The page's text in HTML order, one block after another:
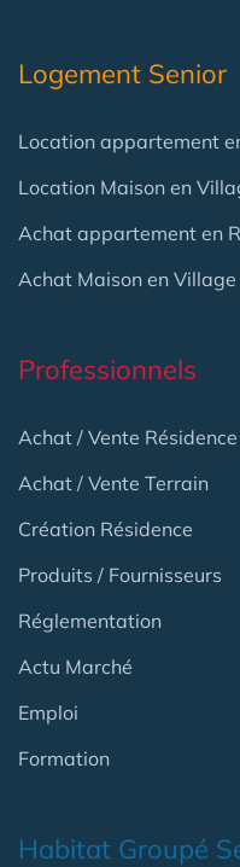
Logement Senior
Location appartement
Location Maison en
Achat appartement en
Achat Maison en Village
Professionnels
Achat / Vente Résidence
Achat / Vente Terrain
Création Résidence
Produits / Fournisseurs
Réglementation
Actu Marché
Emploi
Formation
Habitat Groupé